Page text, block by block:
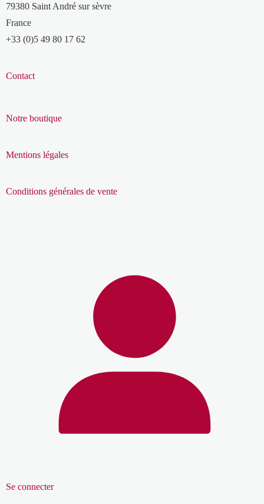
79380 Saint André sur sèvre
France
+33 (0)5 49 80 17 62
Contact
Notre boutique
Mentions légales
Conditions générales de vente
Se connecter